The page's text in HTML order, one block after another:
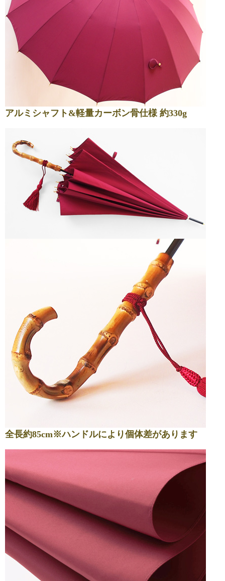
アルミシャフト&軽量カーボン骨仕様 約330g
全長約85cm※ハンドルにより個体差があります